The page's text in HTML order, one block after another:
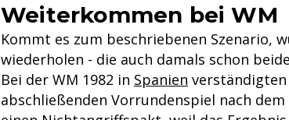
Weiterkommen bei WM
Kommt es zum beschriebenen Szenario,
wiederholen - die auch damals schon
Bei der WM 1982 in Spanien
abschließenden Vorrundenspiel nach